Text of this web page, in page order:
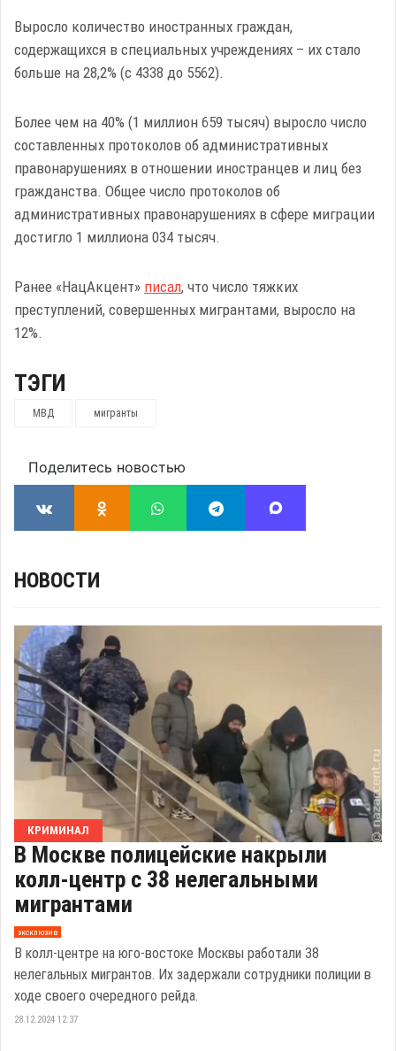
Выросло количество иностранных граждан,
содержащихся в специальных учреждениях – их стало
больше на 28,2% (с 4338 до 5562).
Более чем на 40% (1 миллион 659 тысяч) выросло число
составленных протоколов об административных
правонарушениях в отношении иностранцев и лиц без
гражданства. Общее число протоколов об
административных правонарушениях в сфере миграции
достигло 1 миллиона 034 тысяч.
Ранее «НацАкцент» писал, что число тяжких
преступлений, совершенных мигрантами, выросло на
12%.
ТЭГИ
МВД мигранты
Поделитесь новостью
НОВОСТИ
КРИМИНАЛ
В Москве полицейские накрыли
колл-центр с 38 нелегальными
мигрантами
эксклюзив
В колл-центре на юго-востоке Москвы работали 38
нелегальных мигрантов. Их задержали сотрудники полиции в
ходе своего очередного рейда.
28.12.2024 12:37